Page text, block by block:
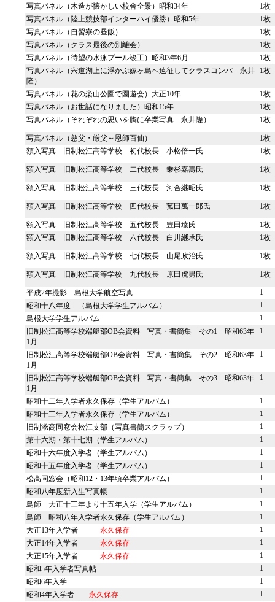
写真パネル（木造が懐かしい校舎全景）昭和34年
1枚
写真パネル（陸上競技部インターハイ優勝）昭和5年
1枚
写真パネル（自習寮の昼飯）
1枚
写真パネル（クラス最後の別離会）
1枚
写真パネル（待望の水泳プール竣工）昭和3年6月
1枚
写真パネル（宍道湖上に浮かぶ嫁ヶ島へ遠征してクラスコンパ 永井
隆）
1枚
写真パネル（花の楽山公園で園遊会）大正10年
1枚
写真パネル（お世話になりました）昭和15年
1枚
写真パネル（それぞれの思いを胸に卒業写真 永井隆）
1枚
写真パネル（慈父・厳父～恩師百仙）
1枚
額入写真 旧制松江高等学校 初代校長 小松倍一氏
1枚
額入写真 旧制松江高等学校 二代校長 乗杉嘉壽氏 1枚
額入写真 旧制松江高等学校 三代校長 河合継昭氏 1枚
額入写真 旧制松江高等学校 四代校長 菰田萬一郎氏 1枚
額入写真 旧制松江高等学校 五代校長 豊田臻氏
1枚
額入写真 旧制松江高等学校 六代校長 白川継承氏
1枚
額入写真 旧制松江高等学校 七代校長 山尾政治氏 1枚
額入写真 旧制松江高等学校 九代校長 原田虎男氏 1枚
平成2年撮影 島根大学航空写真
1
昭和十八年度 （島根大学学生アルバム）
1
島根大学学生アルバム
1
旧制松江高等学校端艇部OB会資料 写真・書簡集 その1 昭和63年
1月
1
旧制松江高等学校端艇部OB会資料 写真・書簡集 その2 昭和63年
1月
1
旧制松江高等学校端艇部OB会資料 写真・書簡集 その3 昭和63年
1月
1
昭和十二年入学者永久保存（学生アルバム）
1
昭和十三年入学者永久保存（学生アルバム）
1
旧制淞高同窓会松江支部（写真書簡スクラップ）
1
第十六期・第十七期（学生アルバム）
1
昭和十六年度入学者（学生アルバム）
1
昭和十五年度入学者（学生アルバム）
1
松高同窓会（昭和12・13年頃卒業アルバム）
1
昭和八年度新入生写真帳
1
島師 大正十三年より十五年入学（学生アルバム）
1
島師 昭和八年入学者永久保存（学生アルバム）
1
大正13年入学者 永久保存
1
大正14年入学者 永久保存
1
大正15年入学者 永久保存
1
昭和5年入学者写真帖
1
昭和6年入学
1
昭和4年入学者 永久保存
1